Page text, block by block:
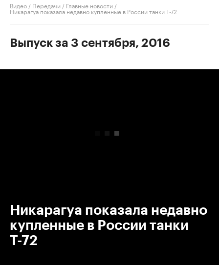
Видео / Передачи / Главные новости /
Никарагуа показала недавно купленные в России танки Т-72
Выпуск за 3 сентября, 2016
Никарагуа показала недавно
купленные в России танки
Т-72